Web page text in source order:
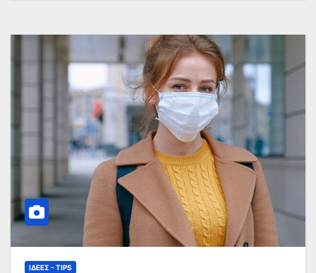
ΙΔΈΕΣ - TIPS